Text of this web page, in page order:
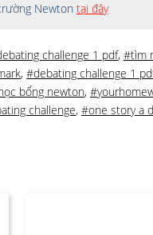
Newton tại đây
challenge 1 pdf, #tìm
, #debating challenge 1
bổng newton,
challenge, #one story a